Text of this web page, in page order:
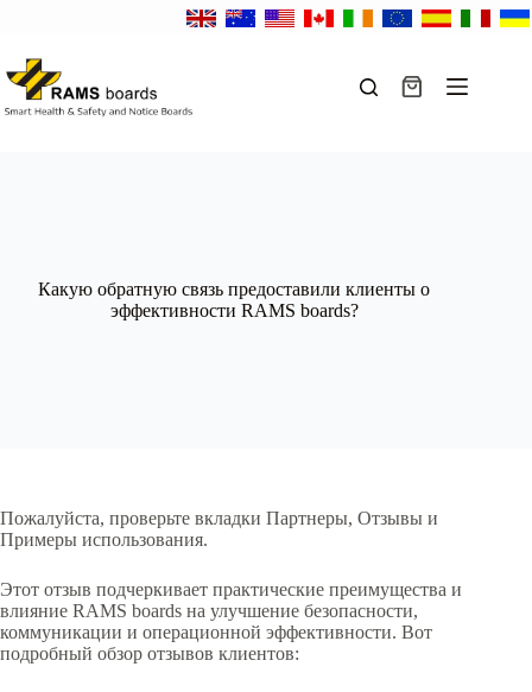
Корзина
Какую обратную связь предоставили клиенты о
эффективности RAMS boards?
Пожалуйста, проверьте вкладки Партнеры, Отзывы и
Примеры использования.
Этот отзыв подчеркивает практические преимущества и
влияние RAMS boards на улучшение безопасности,
коммуникации и операционной эффективности. Вот
подробный обзор отзывов клиентов: